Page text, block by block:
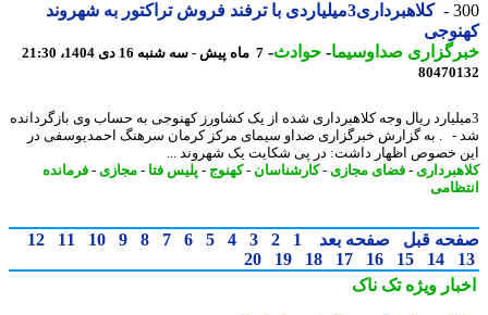
کلاهبرداری3میلیاردی با ترفند فروش تراکتور به شهروند
صداوسیما-حوادث -7 ماه پیش - سه شنبه 16 دی 1404، 21:30
ریال وجه کلاهبرداری شده از یک کشاورز کهنوجی به حساب وی بازگردانده
. به گزارش خبرگزاری صداو سیمای مرکز کرمان سرهنگ احمدیوسفی در
خصوص اظهار داشت: در پی شکایت یک شهروند ...
- فضای مجازی- کارشناسان-کهنوج-پلیس فتا- مجازی- فرمانده
قبل صفحه بعد 1
2
3
4
5
6
7
8
9
10
11
12
14
15
16
17
18
19
20
ویژهتک ناک